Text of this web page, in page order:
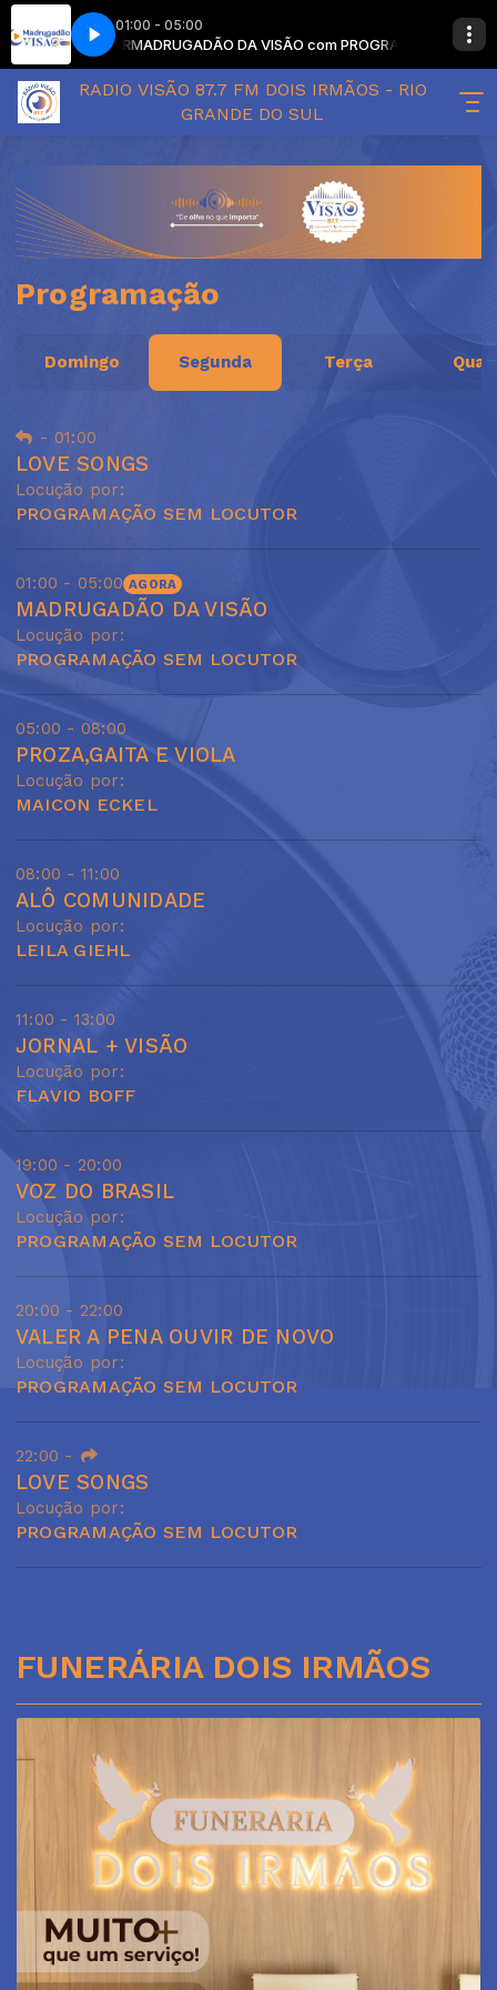
01:00 - 05:00
LOCUTOR MADRUGADÃO DA VISÃO com PROGRAMAÇÃO SEM
ECKELPROZA,GAITA E VIOLA com MAICON ECKEL
RADIO VISÃO 87.7 FM DOIS IRMÃOS - RIO
GRANDE DO SUL
Programação
Domingo Segunda Terça
- 01:00
LOVE SONGS
Locução por:
PROGRAMAÇÃO SEM LOCUTOR
01:00 - 05:00 AGORA
MADRUGADÃO DA VISÃO
Locução por:
PROGRAMAÇÃO SEM LOCUTOR
05:00 - 08:00
PROZA,GAITA E VIOLA
Locução por:
MAICON ECKEL
08:00 - 11:00
ALÔ COMUNIDADE
Locução por:
LEILA GIEHL
11:00 - 13:00
JORNAL + VISÃO
Locução por:
FLAVIO BOFF
19:00 - 20:00
VOZ DO BRASIL
Locução por:
PROGRAMAÇÃO SEM LOCUTOR
20:00 - 22:00
VALER A PENA OUVIR DE NOVO
Locução por:
PROGRAMAÇÃO SEM LOCUTOR
22:00 -
LOVE SONGS
Locução por:
PROGRAMAÇÃO SEM LOCUTOR
FUNERÁRIA DOIS IRMÃOS